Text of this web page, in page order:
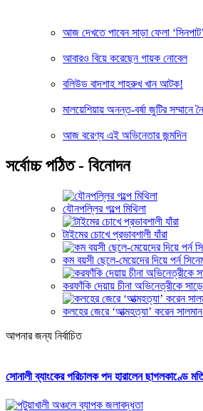
আজ দেখতে পাবেন সাড়া ফেলা ‘সিনপাট’
আবারও বিয়ে করেছেন গায়ক নোবেল
বলিউড বাদশাহ শাহরুখ খান আটক!
মালয়েশিয়ায় অনন্ত-বর্ষা জুটির সম্মানে
আজ বরেণ্য এই অভিনেতার জন্মদিন
সর্বোচ্চ পঠিত - বিনোদন
যৌনপল্লির গল্পে মিথিলা
টাইমের চোখে প্রভাবশালী যাঁরা
কম বয়সী ছেলে-মেয়েদের দিয়ে পর্ন
করফাঁকি দেয়ায় চীনা অভিনেত্রীকে
কলহের জেরে ‘আত্মহত্যা’ করেন
আপনার জন্য নির্বাচিত
সোনালী ব্যাংকের পরিচালক পদ হারালেন ছাগলকাণ্ডে